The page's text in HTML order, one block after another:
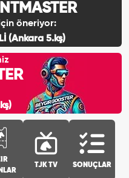
öneriyor:
(Ankara 5.kş)
TJK TV SONUÇLAR